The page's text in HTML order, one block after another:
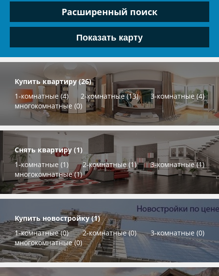
Расширенный поиск
Показать карту
Купить квартиру (26)
1-комнатные (4)
2-комнатные (13)
3-комнатные (4)
многокомнатные (0)
Снять квартиру (1)
1-комнатные (1)
2-комнатные (1)
3-комнатные (1)
многокомнатные (1)
Купить новостройку (1)
1-комнатные (0)
2-комнатные (0)
3-комнатные (0)
многокомнатные (0)